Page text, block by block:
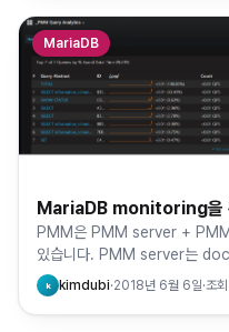
MariaDB
MariaDB monitoring을
PMM은 PMM server +
있습니다. PMM server는
client는 rpm으로 설치하는 과
k kimdubi·2018년 6월 6일·조회